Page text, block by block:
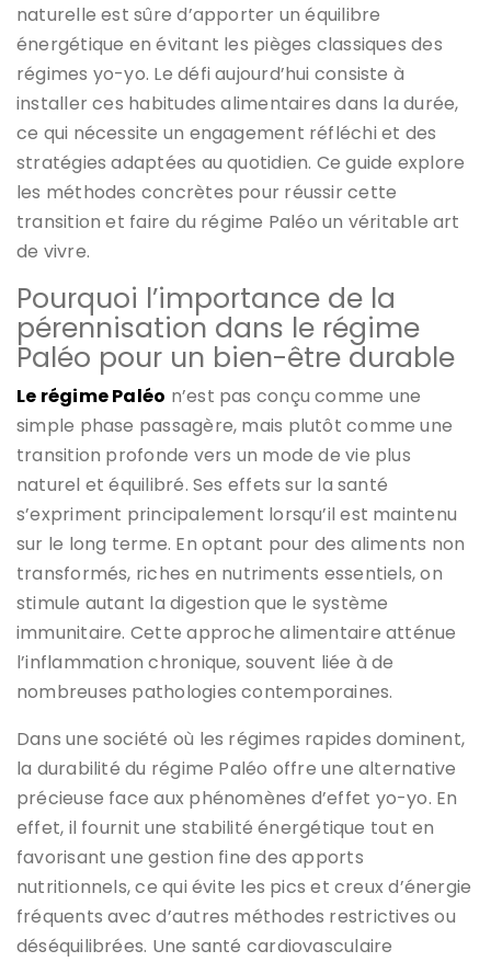
naturelle est sûre d’apporter un équilibre
énergétique en évitant les pièges classiques des
régimes yo-yo. Le défi aujourd’hui consiste à
installer ces habitudes alimentaires dans la durée,
ce qui nécessite un engagement réfléchi et des
stratégies adaptées au quotidien. Ce guide explore
les méthodes concrètes pour réussir cette
transition et faire du régime Paléo un véritable art
de vivre.
Pourquoi l’importance de la
pérennisation dans le régime
Paléo pour un bien-être durable
Le régime Paléo n’est pas conçu comme une
simple phase passagère, mais plutôt comme une
transition profonde vers un mode de vie plus
naturel et équilibré. Ses effets sur la santé
s’expriment principalement lorsqu’il est maintenu
sur le long terme. En optant pour des aliments non
transformés, riches en nutriments essentiels, on
stimule autant la digestion que le système
immunitaire. Cette approche alimentaire atténue
l’inflammation chronique, souvent liée à de
nombreuses pathologies contemporaines.
Dans une société où les régimes rapides dominent,
la durabilité du régime Paléo offre une alternative
précieuse face aux phénomènes d’effet yo-yo. En
effet, il fournit une stabilité énergétique tout en
favorisant une gestion fine des apports
nutritionnels, ce qui évite les pics et creux d’énergie
fréquents avec d’autres méthodes restrictives ou
déséquilibrées. Une santé cardiovasculaire